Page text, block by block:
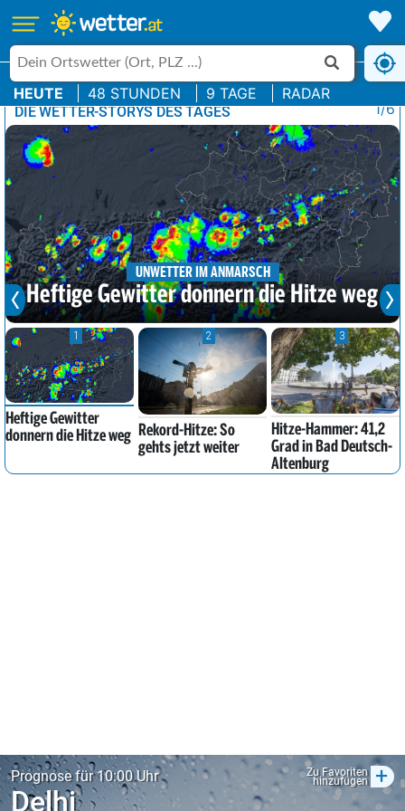
HEUTE 48 STUNDEN 9 TAGE RADAR
DIE WETTER-STORYS DES TAGES
UNWETTER IM ANMARSCH
Heftige Gewitter donnern die Hitze weg
1
Heftige Gewitter
donnern die Hitze weg
2
Rekord-Hitze: So
gehts jetzt weiter
3
Hitze-Hammer: 41,2
Grad in Bad Deutsch-
Altenburg
1/6
Prognose für 10:00 Uhr Zu Favoriten
hinzufügen +
Delhi